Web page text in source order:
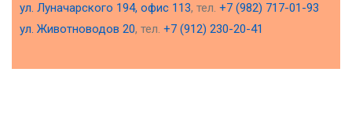
ул. Луначарского 194, офис 113, тел. +7 (982) 717-01-93
ул. Животноводов 20, тел. +7 (912) 230-20-41